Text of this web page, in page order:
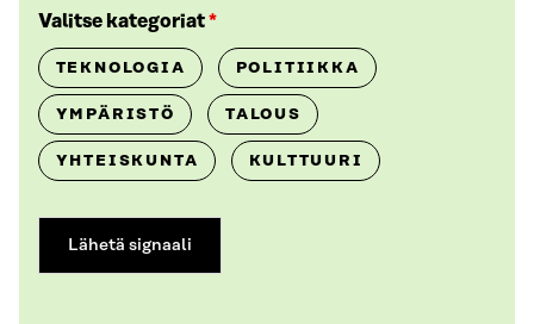
Valitse kategoriat*
TEKNOLOGIA POLITIIKKA
YMPÄRISTÖ TALOUS
YHTEISKUNTA KULTTUURI